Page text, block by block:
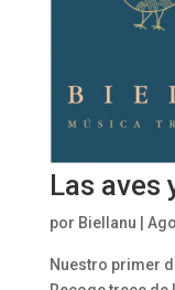
Las aves
por Biellanu
Nuestro primer